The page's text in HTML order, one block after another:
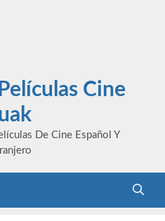
Cine
De Cine Español Y